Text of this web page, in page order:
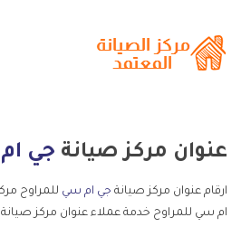
عنوان مركز صيانة جي
ارقام عنوان مركز صيانة جي ام سي للمراوح
ام سي للمراوح خدمة عملاء عنوان مركز